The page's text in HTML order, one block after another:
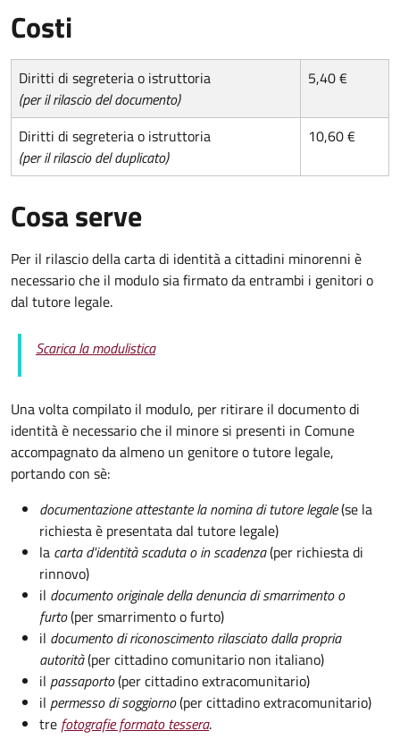
Costi
Diritti di segreteria o istruttoria
(per il rilascio del documento)
5,40 €
Diritti di segreteria o istruttoria
(per il rilascio del duplicato)
10,60 €
Cosa serve
Per il rilascio della carta di identità a cittadini minorenni è
necessario che il modulo sia firmato da entrambi i genitori o
dal tutore legale.
Scarica la modulistica
Una volta compilato il modulo, per ritirare il documento di
identità è necessario che il minore si presenti in Comune
accompagnato da almeno un genitore o tutore legale,
portando con sè:
documentazione attestante la nomina di tutore legale(se la
richiesta è presentata dal tutore legale)
la carta d'identità scaduta o in scadenza(per richiesta di
rinnovo)
il documento originale della denuncia di smarrimento o
furto(per smarrimento o furto)
il documento di riconoscimento rilasciato dalla propria
autorità(per cittadino comunitario non italiano)
il passaporto(per cittadino extracomunitario)
il permesso di soggiorno(per cittadino extracomunitario)
tre fotografie formato tessera.